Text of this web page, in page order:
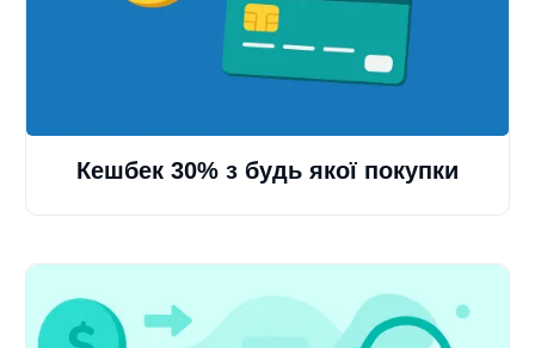
Кешбек 30% з будь якої покупки